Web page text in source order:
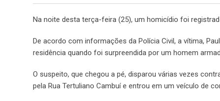
Na noite desta terça-feira (25), um homicídio foi
De acordo com informações da Polícia Civil, a vítima,
residência quando foi surpreendida por um homem
O suspeito, que chegou a pé, disparou várias vezes
pela Rua Tertuliano Cambuí e entrou em um veículo de